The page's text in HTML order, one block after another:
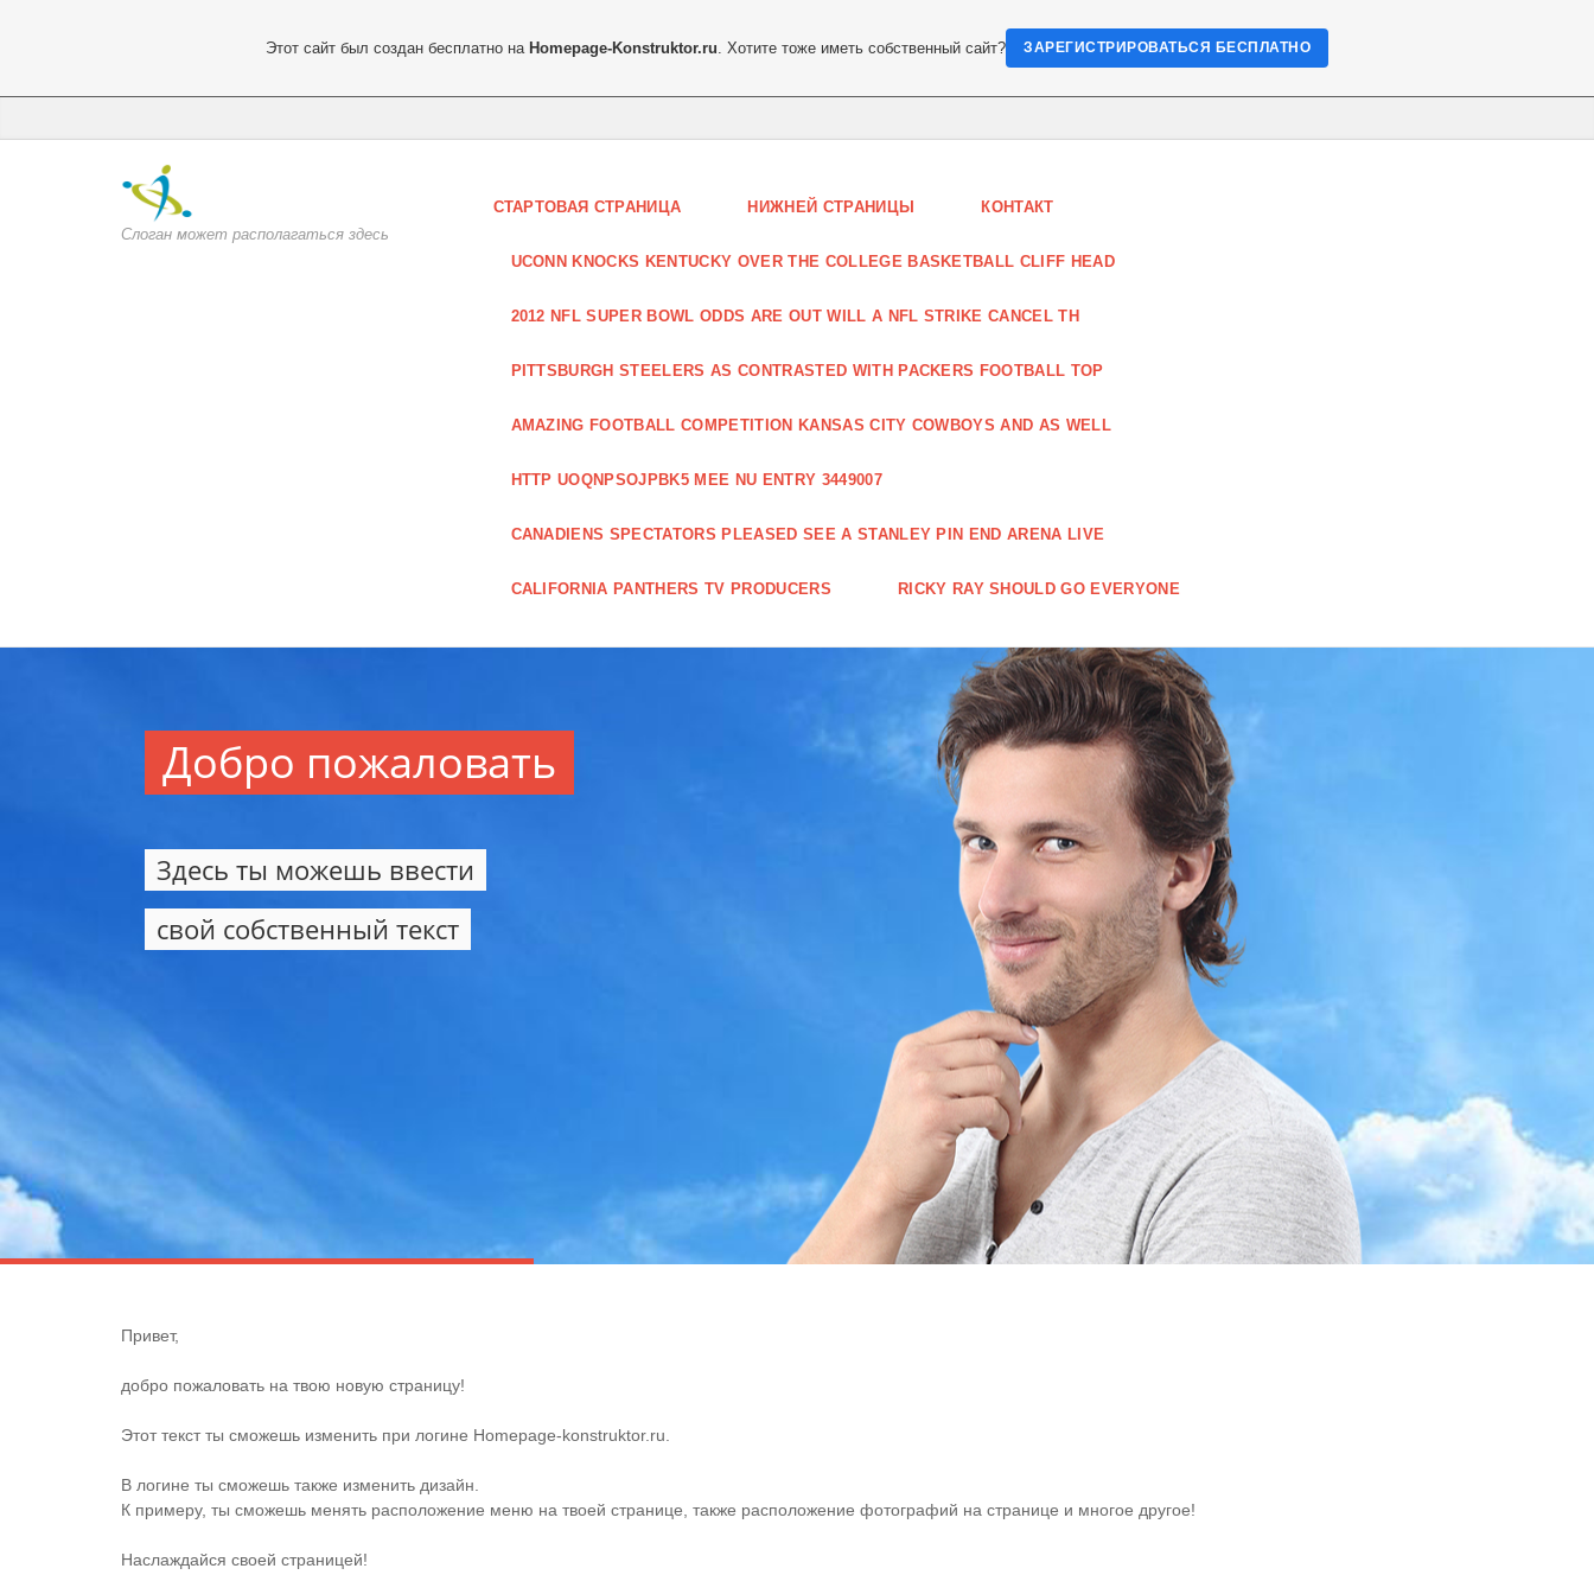
Слоган может располагаться здесь
СТАРТОВАЯ СТРАНИЦА НИЖНЕЙ СТРАНИЦЫ КОНТАКТ
UCONN KNOCKS KENTUCKY OVER THE COLLEGE BASKETBALL CLIFF HEAD
2012 NFL SUPER BOWL ODDS ARE OUT WILL A NFL STRIKE CANCEL TH
PITTSBURGH STEELERS AS CONTRASTED WITH PACKERS FOOTBALL TOP
AMAZING FOOTBALL COMPETITION KANSAS CITY COWBOYS AND AS WELL
HTTP UOQNPSOJPBK5 MEE NU ENTRY 3449007
CANADIENS SPECTATORS PLEASED SEE A STANLEY PIN END ARENA LIVE
CALIFORNIA PANTHERS TV PRODUCERS RICKY RAY SHOULD GO EVERYONE
Добро пожаловать
Здесь ты можешь ввести
свой собственный текст
Привет,
добро пожаловать на твою новую страницу!
Этот текст ты сможешь изменить при логине Homepage-konstruktor.ru.
В логине ты сможешь также изменить дизайн.
К примеру, ты сможешь менять расположение меню на твоей странице, также расположение фотографий на странице и многое другое!
Наслаждайся своей страницей!
Этот сайт был создан бесплатно на Homepage-Konstruktor.ru . Хотите тоже иметь собственный сайт? ЗАРЕГИСТРИРОВАТЬСЯ БЕСПЛАТНО